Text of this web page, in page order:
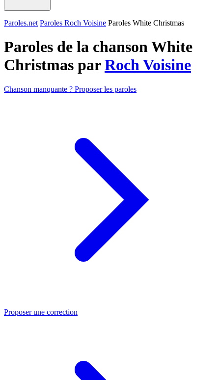
Paroles.net Paroles Roch Voisine Paroles White Christmas
Paroles de la chanson White
Christmas parRoch Voisine
Chanson manquante ? Proposer les paroles
Proposer une correction